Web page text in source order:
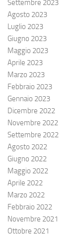
Settembre 2023
Agosto 2023
Luglio 2023
Giugno 2023
Maggio 2023
Aprile 2023
Marzo 2023
Febbraio 2023
Gennaio 2023
Dicembre 2022
Novembre 2022
Settembre 2022
Agosto 2022
Giugno 2022
Maggio 2022
Aprile 2022
Marzo 2022
Febbraio 2022
Novembre 2021
Ottobre 2021